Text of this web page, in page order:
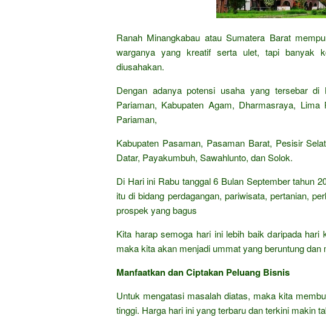
Ranah Minangkabau atau Sumatera Barat
warganya yang kreatif serta ulet, tapi banyak
diusahakan.
Dengan adanya potensi usaha yang tersebar di
Pariaman, Kabupaten Agam, Dharmasraya,
Pariaman,
Kabupaten Pasaman, Pasaman Barat, Pesisir
Datar, Payakumbuh, Sawahlunto, dan Solok.
Di Hari ini Rabu tanggal 6 Bulan September tahun
itu di bidang perdagangan, pariwisata, pertanian,
prospek yang bagus
Kita harap semoga hari ini lebih baik daripada
maka kita akan menjadi ummat yang beruntung dan
Manfaatkan dan Ciptakan Peluang Bisnis
Untuk mengatasi masalah diatas, maka kita
tinggi. Harga hari ini yang terbaru dan terkini makin